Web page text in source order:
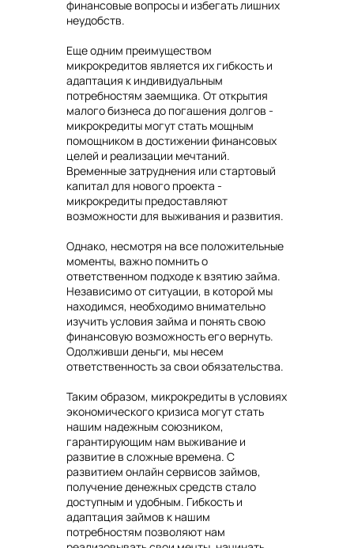
финансовые вопросы и избегать лишних
неудобств.
Еще одним преимуществом
микрокредитов является их гибкость и
адаптация к индивидуальным
потребностям заемщика. От открытия
малого бизнеса до погашения долгов -
микрокредиты могут стать мощным
помощником в достижении финансовых
целей и реализации мечтаний.
Временные затруднения или стартовый
капитал для нового проекта -
микрокредиты предоставляют
возможности для выживания и развития.
Однако, несмотря на все положительные
моменты, важно помнить о
ответственном подходе к взятию займа.
Независимо от ситуации, в которой мы
находимся, необходимо внимательно
изучить условия займа и понять свою
финансовую возможность его вернуть.
Одолживши деньги, мы несем
ответственность за свои обязательства.
Таким образом, микрокредиты в условиях
экономического кризиса могут стать
нашим надежным союзником,
гарантирующим нам выживание и
развитие в сложные времена. С
развитием онлайн сервисов займов,
получение денежных средств стало
доступным и удобным. Гибкость и
адаптация займов к нашим
потребностям позволяют нам